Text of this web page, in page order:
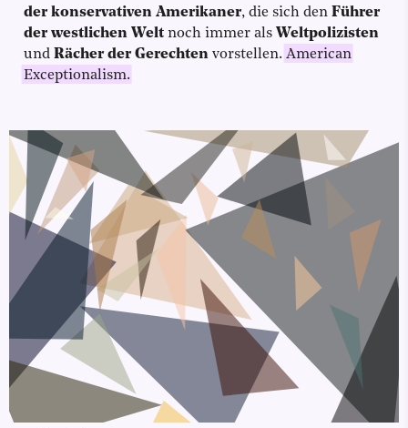
der konservativen Amerikaner, die sich den Führer
der westlichen Welt noch immer als Weltpolizisten
und Rächer der Gerechten vorstellen. American
Exceptionalism.